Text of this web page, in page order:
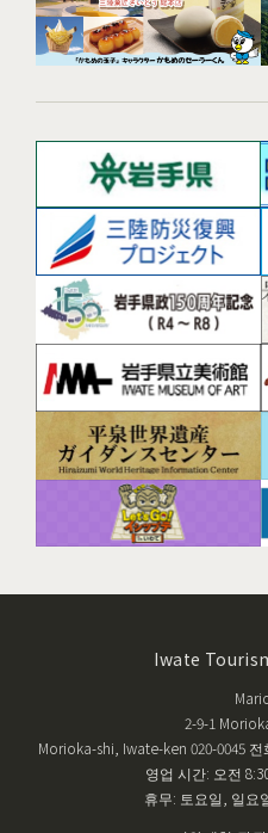
Iwate
2-9-1
Morioka-shi, Iwate-ken 020-0045 전
영업 시간: 오전
휴무: 토요일, 일요